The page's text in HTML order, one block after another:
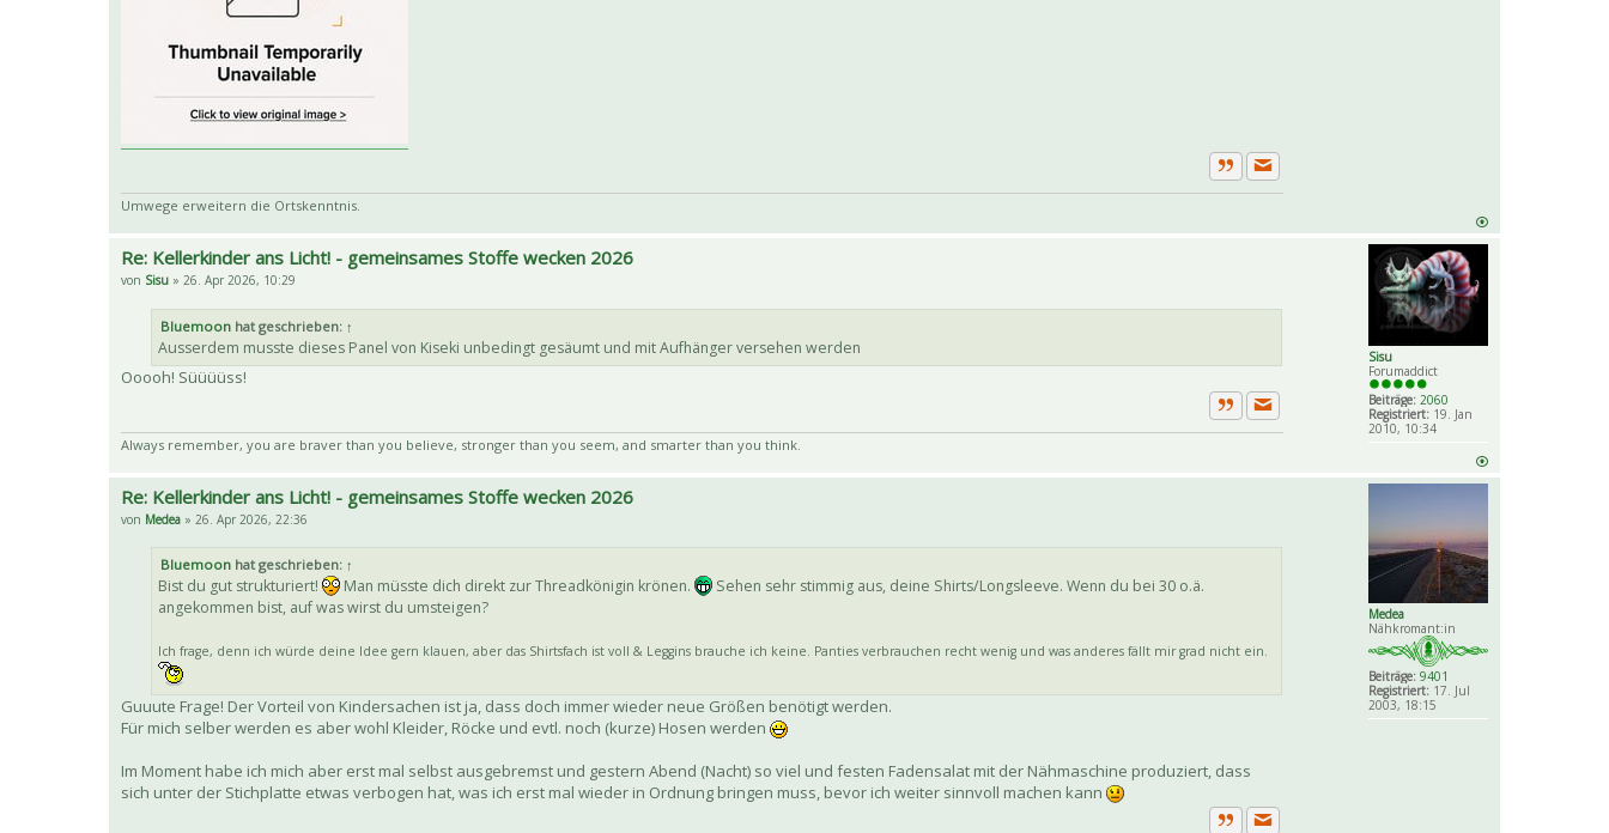
ZitatPrivate Nachricht senden
Umwege erweitern die Ortskenntnis.
Sisu
Forumaddict
Beiträge: 2060
Registriert: 19. Jan
2010, 10:34
Re: Kellerkinder ans Licht! - gemeinsames Stoffe wecken 2026
von Sisu » 26. Apr 2026, 10:29
Bluemoon hat geschrieben: ↑
Ausserdem musste dieses Panel von Kiseki unbedingt gesäumt und mit Aufhänger versehen werden
Ooooh! Süüüüss!
ZitatPrivate Nachricht senden
Always remember, you are braver than you believe, stronger than you seem, and smarter than you think.
Medea
Nähkromant:in
Beiträge: 9401
Registriert: 17. Jul
2003, 18:15
Re: Kellerkinder ans Licht! - gemeinsames Stoffe wecken 2026
von Medea » 26. Apr 2026, 22:36
Bluemoon hat geschrieben: ↑
Bist du gut strukturiert! Man müsste dich direkt zur Threadkönigin krönen.
Sehen sehr stimmig aus, deine Shirts/Longsleeve. Wenn du bei 30 o.ä.
angekommen bist, auf was wirst du umsteigen?
Ich frage, denn ich würde deine Idee gern klauen, aber das Shirtsfach ist voll & Leggins brauche ich keine. Panties verbrauchen recht wenig und was anderes fällt mir grad nicht ein.
Guuute Frage! Der Vorteil von Kindersachen ist ja, dass doch immer wieder neue Größen benötigt werden.
Für mich selber werden es aber wohl Kleider, Röcke und evtl. noch (kurze) Hosen werden
Im Moment habe ich mich aber erst mal selbst ausgebremst und gestern Abend (Nacht) so viel und festen Fadensalat mit der Nähmaschine produziert, dass
sich unter der Stichplatte etwas verbogen hat, was ich erst mal wieder in Ordnung bringen muss, bevor ich weiter sinnvoll machen kann